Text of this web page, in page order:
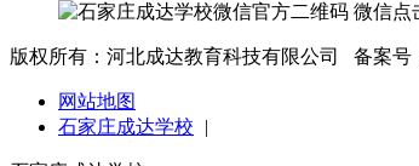
微信点
版权所有：河北成达教育科技有限公司 备案号
网站地图
石家庄成达学校
|